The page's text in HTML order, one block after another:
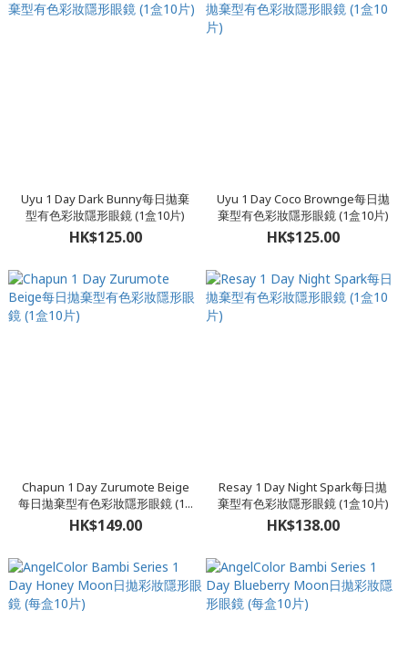
Uyu 1 Day Dark Bunny每日拋棄
型有色彩妝隱形眼鏡 (1盒10片)
HK$125.00
Uyu 1 Day Coco Brownge每日拋
棄型有色彩妝隱形眼鏡 (1盒10片)
HK$125.00
Chapun 1 Day Zurumote Beige
每日拋棄型有色彩妝隱形眼鏡 (1...
HK$149.00
Resay 1 Day Night Spark每日拋
棄型有色彩妝隱形眼鏡 (1盒10片)
HK$138.00